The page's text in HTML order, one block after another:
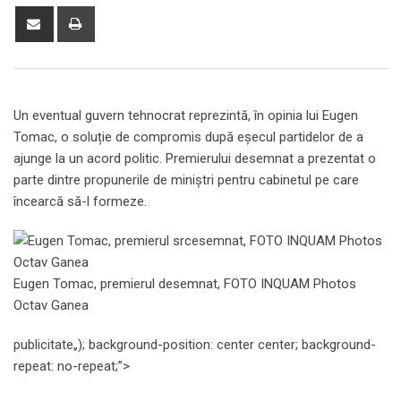
Share
Un eventual guvern tehnocrat reprezintă, în opinia lui Eugen
Tomac, o soluție de compromis după eșecul partidelor de a
ajunge la un acord politic. Premierului desemnat a prezentat o
parte dintre propunerile de miniștri pentru cabinetul pe care
încearcă să-l formeze.
Eugen Tomac, premierul desemnat, FOTO INQUAM Photos
Octav Ganea
publicitate„); background-position: center center; background-
repeat: no-repeat;”>